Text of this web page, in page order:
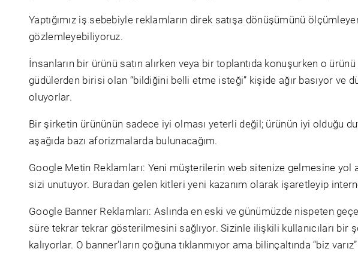
Yaptığımız iş sebebiyle reklamların direk satışa dönüşümünü
gözlemleyebiliyoruz.
İnsanların bir ürünü satın alırken veya bir toplantıda konuşurken o
güdülerden birisi olan “bildiğini belli etme isteği” kişide ağır basıyor
oluyorlar.
Bir şirketin ürününün sadece iyi olması yeterli değil; ürünün iyi olduğu
aşağıda bazı aforizmalarda bulunacağım.
Google Metin Reklamları: Yeni müşterilerin web sitenize gelmesine
sizi unutuyor. Buradan gelen kitleri yeni kazanım olarak işaretleyip
Google Banner Reklamları: Aslında en eski ve günümüzde nispeten
süre tekrar tekrar gösterilmesini sağlıyor. Sizinle ilişkili kullanıcıları
kalıyorlar. O banner’ların çoğuna tıklanmıyor ama bilinçaltında “biz